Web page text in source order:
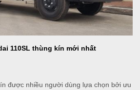
110SL thùng kín mới nhất
được nhiều người dùng lựa chọn bởi ưu